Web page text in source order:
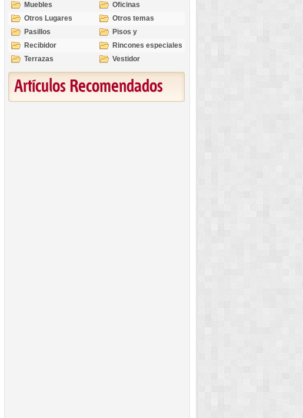
Muebles
Oficinas
Otros Lugares
Otros temas
Pasillos
Pisos y
revestimientos
Recibidor
Rincones especiales
Terrazas
Vestidor
Artículos Recomendados